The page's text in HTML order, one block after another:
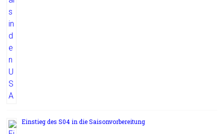
Einstieg des S04 in die Saisonvorbereitung